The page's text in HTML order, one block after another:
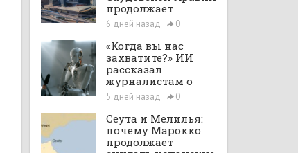
продолжает
расширяться при
поддержке Vision
2030 и рыночных
реформ
6 дней назад 0
«Когда вы нас
захватите?» ИИ
рассказал
журналистам о
планах по
покорению мира в
большом интервью
с ChatGPT
5 дней назад 0
Сеута и Мелилья:
почему Марокко
продолжает